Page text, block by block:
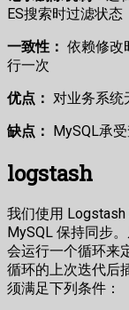
ES搜索时过滤状态
一致性： 依赖修改
行一次
优点： 对业务系统
缺点：
MySQL承
logstash
我们使用
MySQL 保持同步
会运行一个循环来
循环的上次迭代后
须满足下列条件：